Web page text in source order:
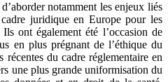
notamment les enjeux liés
juridique en Europe pour les
ont également été l’occasion de
en plus prégnant de l’éthique du
du cadre réglementaire en
une plus grande uniformisation du